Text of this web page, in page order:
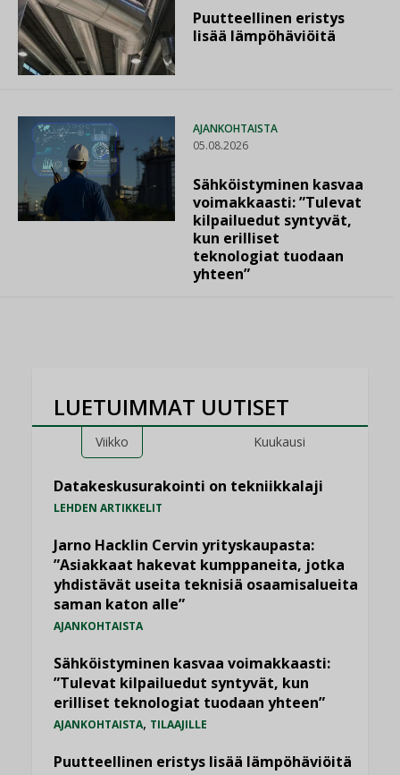
Puutteellinen eristys
lisää lämpöhäviöitä
AJANKOHTAISTA
05.08.2026
Sähköistyminen kasvaa
voimakkaasti: ”Tulevat
kilpailuedut syntyvät,
kun erilliset
teknologiat tuodaan
yhteen”
LUETUIMMAT UUTISET
Viikko Kuukausi
Datakeskusurakointi on tekniikkalaji
LEHDEN ARTIKKELIT
Jarno Hacklin Cervin yrityskaupasta:
”Asiakkaat hakevat kumppaneita, jotka
yhdistävät useita teknisiä osaamisalueita
saman katon alle”
AJANKOHTAISTA
Sähköistyminen kasvaa voimakkaasti:
”Tulevat kilpailuedut syntyvät, kun
erilliset teknologiat tuodaan yhteen”
AJANKOHTAISTA, TILAAJILLE
Puutteellinen eristys lisää lämpöhäviöitä